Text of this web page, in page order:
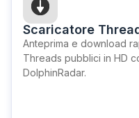
Scaricatore
Anteprima e download
Threads pubblici in HD
DolphinRadar.